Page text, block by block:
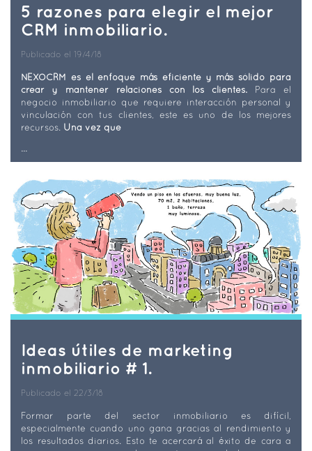
5 razones para elegir el mejor
CRM inmobiliario.
Publicado el 19/4/18
NEXOCRM es el enfoque más eficiente y más sólido para
crear y mantener relaciones con los clientes. Para el
negocio inmobiliario que requiere interacción personal y
vinculación con tus clientes, este es uno de los mejores
recursos. Una vez que
...
Ideas útiles de marketing
inmobiliario # 1.
Publicado el 22/3/18
Formar parte del sector inmobiliario es difícil,
especialmente cuando uno gana gracias al rendimiento y
los resultados diarios. Esto te acercará al éxito de cara a